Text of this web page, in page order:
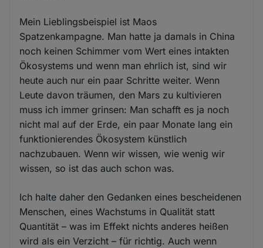
Mein Lieblingsbeispiel ist Maos
Spatzenkampagne. Man hatte ja damals in China
noch keinen Schimmer vom Wert eines intakten
Ökosystems und wenn man ehrlich ist, sind wir
heute auch nur ein paar Schritte weiter. Wenn
Leute davon träumen, den Mars zu kultivieren
muss ich immer grinsen: Man schafft es ja noch
nicht mal auf der Erde, ein paar Monate lang ein
funktionierendes Ökosystem künstlich
nachzubauen. Wenn wir wissen, wie wenig wir
wissen, so ist das auch schon was.
Ich halte daher den Gedanken eines bescheidenen
Menschen, eines Wachstums in Qualität statt
Quantität – was im Effekt nichts anderes heißen
wird als ein Verzicht – für richtig. Auch wenn